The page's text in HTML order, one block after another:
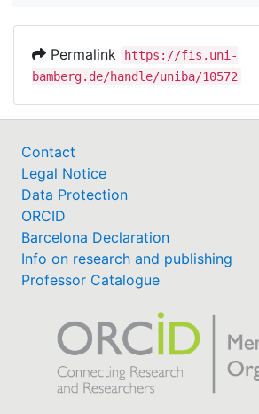
Permalink
https://fis.uni-
bamberg.de/handle/uniba/10572
Contact
Legal Notice
Data Protection
ORCID
Barcelona Declaration
Info on research and publishing
Professor Catalogue